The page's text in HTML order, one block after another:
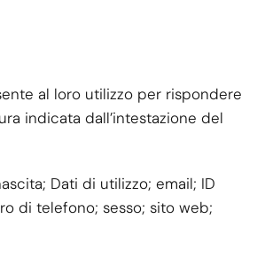
al loro utilizzo per rispondere
indicata dall’intestazione del
Dati di utilizzo; email; ID
di telefono; sesso; sito web;